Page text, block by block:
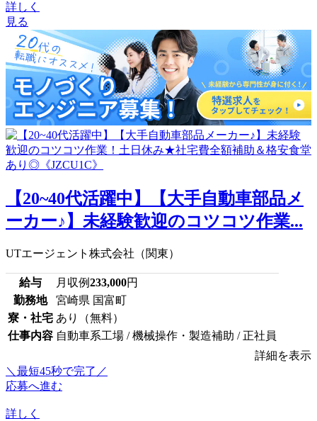
詳しく
見る
【20~40代活躍中】【大手自動車部品メ
ーカー♪】未経験歓迎のコツコツ作業...
UTエージェント株式会社（関東）
給与 月収例233,000円
勤務地
宮崎県 国富町
寮・社宅 あり（無料）
仕事内容 自動車系工場 / 機械操作・製造補助 / 正社員
詳細を表示
＼最短45秒で完了／
応募へ進む
詳しく